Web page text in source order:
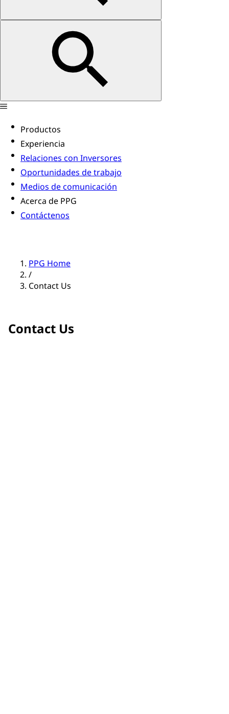
Productos
Experiencia
Relaciones con Inversores
Oportunidades de trabajo
Medios de comunicación
Acerca de PPG
Contáctenos
PPG Home
/
Contact Us
Contact Us